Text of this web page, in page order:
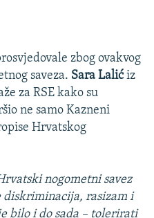
zbog ovakvog
saveza. Sara Lalićiz
za RSE kako su
ne samo Kazneni
Hrvatskog
nogometni savez
diskriminacija, rasizam i
bilo i do sada – tolerirati